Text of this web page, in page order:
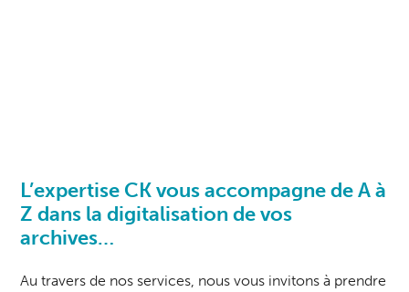
L’expertise CK vous accompagne de A à
Z dans la digitalisation de vos
archives…
Au travers de nos services, nous vous invitons à prendre